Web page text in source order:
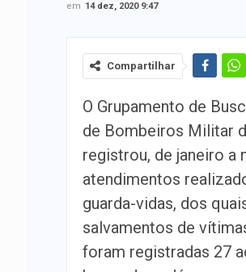
em 14 dez, 2020 9:47
Compartilhar
O Grupamento de
de Bombeiros Militar
registrou, de janeiro a
atendimentos
guarda-vidas, dos
salvamentos de
foram registradas 27